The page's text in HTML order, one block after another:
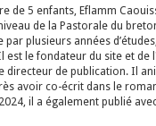
de 5 enfants, Eflamm
de la Pastorale du
plusieurs années
est le fondateur du site et
directeur de publication. Il
avoir co-écrit dans le
il a également publié